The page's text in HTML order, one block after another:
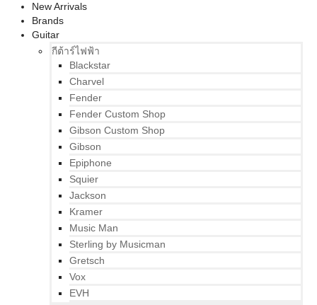
New Arrivals
Brands
Guitar
กีต้าร์ไฟฟ้า
Blackstar
Charvel
Fender
Fender Custom Shop
Gibson Custom Shop
Gibson
Epiphone
Squier
Jackson
Kramer
Music Man
Sterling by Musicman
Gretsch
Vox
EVH